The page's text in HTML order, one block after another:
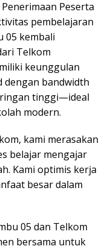
Peserta
pembelajaran
05 kembali
Telkom
keunggulan
dengan bandwidth
tinggi—ideal
modern.
kami merasakan
belajar mengajar
Kami optimis kerja
besar dalam
05 dan Telkom
bersama untuk